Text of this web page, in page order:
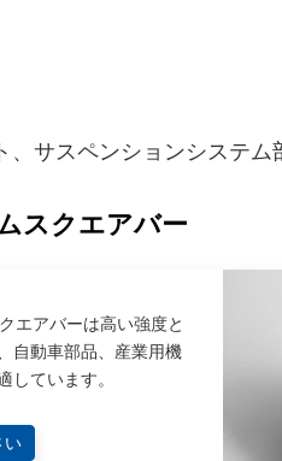
、サスペンションシステ
スクエアバー
エアバーは高い強度と
自動車部品、産業用機
ています。
い